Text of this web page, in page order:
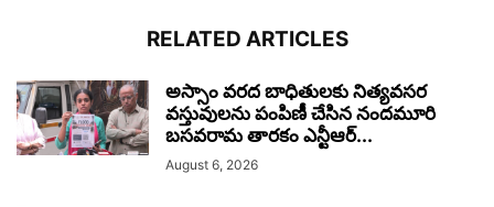
RELATED ARTICLES
అస్సాం వరద బాధితులకు నిత్యవసర
వస్తువులను పంపిణీ చేసిన నందమూరి
బసవరామ తారకం ఎన్టీఆర్...
August 6, 2026